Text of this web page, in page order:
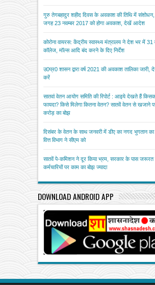
गुरु तेगबहादुर शहीद दिवस के अवकाश की तिथि में
जगह 23 नवम्बर 2017 को होगा अवकाश, देखें आदेश
कोरोना वायरस: केंद्रीय स्वास्थ्य मंत्रालय ने देश भर में
कॉलेज, मॉल्स आदि बंद करने के दिए निर्देश
उ0प्र0 शासन द्वारा वर्ष 2021 की अवकाश तालिका
करें
सातवां वेतन आयोग समिति की रिपोर्ट : आइये देखते हैं
फायदा? किसे मिलेगा कितना वेतन? सातवें वेतन से खजाने
करोड़ का बोझ
दिसंबर के वेतन के साथ जनवरी में डीए का नगद भुगतान का
वित्त विभाग ने सीएम को
सातवें पे-कमिशन ने दूर किया भ्रम, सरकार के पास
कर्मचारियों पर काम का बोझ ज्यादा
DOWNLOAD ANDROID APP